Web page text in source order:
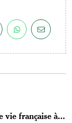
vie française à...